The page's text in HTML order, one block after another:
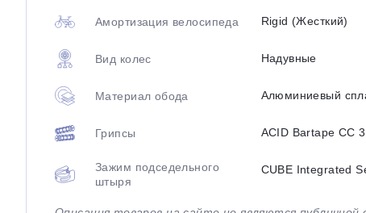
Амортизация велосипеда Rigid (Жесткий)
Вид колес Надувные
Материал обода Алюминиевый
Грипсы ACID Bartape CC
Зажим подседельного
штыря
CUBE Integrated